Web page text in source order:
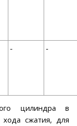
- -
цилиндра в
сжатия, для